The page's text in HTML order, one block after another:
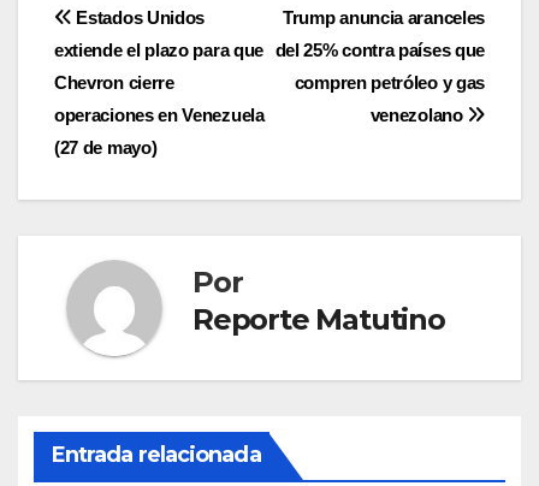
Navegación
de
entradas
Trump anuncia aranceles
del 25% contra países que
compren petróleo y gas
venezolano
Estados Unidos
extiende el plazo para que
Chevron cierre
operaciones en Venezuela
(27 de mayo)
Por
Reporte Matutino
Entrada relacionada